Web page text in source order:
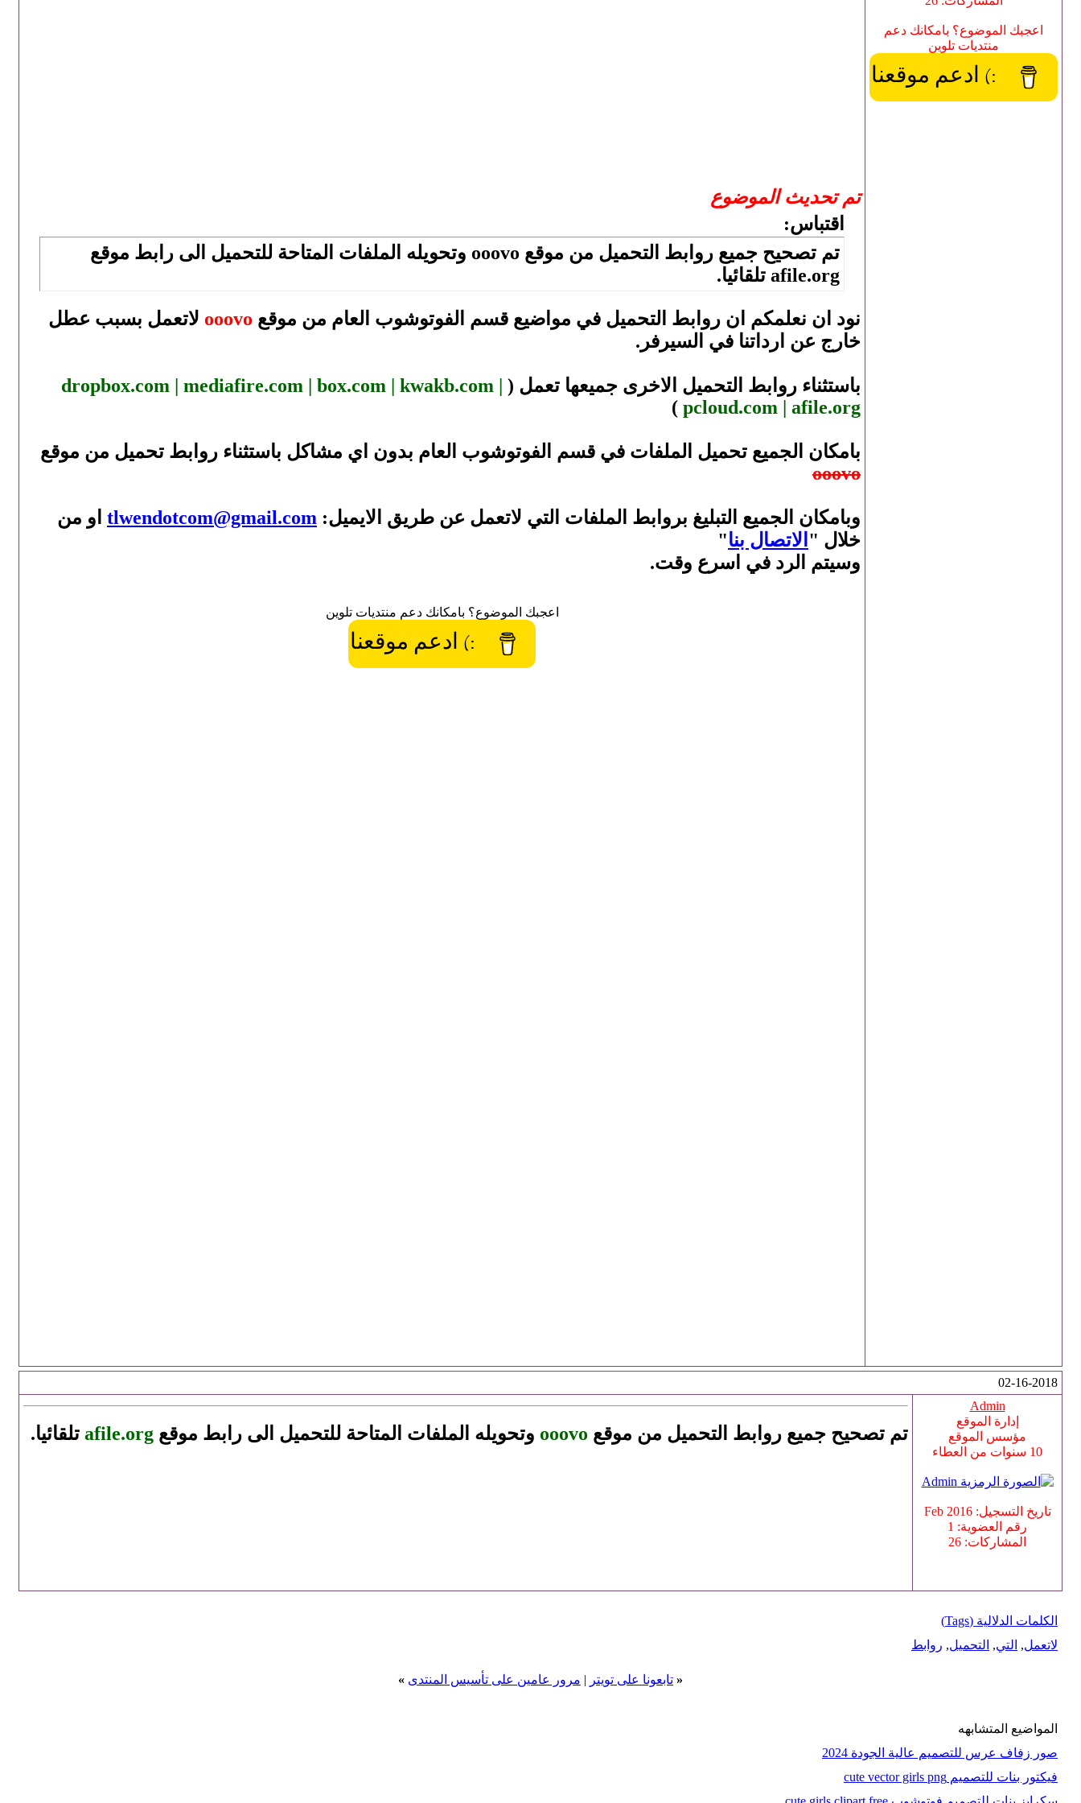
اعجبك الموضوع؟ بامكانك دعم
منتديات تلوين
:) ادعم موقعنا
تم تحديث الموضوع
اقتباس:
تم تصحيح جميع روابط التحميل من موقع ooovo وتحويله الملفات المتاحة للتحميل الى رابط موقع
afile.org تلقائيا.
نود ان نعلمكم ان روابط التحميل في مواضيع قسم الفوتوشوب العام من موقع ooovo لاتعمل بسبب عطل
خارج عن ارداتنا في السيرفر.
باستثناء روابط التحميل الاخرى جميعها تعمل ( dropbox.com | mediafire.com | box.com | kwakb.com |
pcloud.com | afile.org
)
بامكان الجميع تحميل الملفات في قسم الفوتوشوب العام بدون اي مشاكل باستثناء روابط تحميل من موقع
ooovo
وبامكان الجميع التبليغ بروابط الملفات التي لاتعمل عن طريق الايميل: tlwendotcom@gmail.com او من
خلال " الاتصال بنا"
وسيتم الرد في اسرع وقت.
اعجبك الموضوع؟ بامكانك دعم منتديات تلوين
:) ادعم موقعنا
02-16-2018
Admin
إدارة الموقع
مؤسس الموقع
تاريخ التسجيل: Feb 2016
رقم العضوية: 1
المشاركات: 26
تم تصحيح جميع روابط التحميل من موقع ooovo وتحويله الملفات المتاحة للتحميل الى رابط موقع afile.org تلقائيا.
الكلمات الدلالية (Tags)
لاتعمل, التي, التحميل, روابط
« تابعونا على تويتر | مرور عامين على تأسيس المنتدى »
المواضيع المتشابهه
صور زفاف عرس للتصميم عالية الجودة 2024
فيكتور بنات للتصميم cute vector girls png